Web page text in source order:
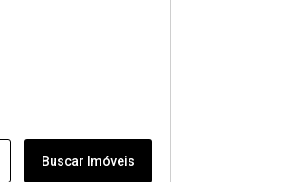
Buscar Imóveis